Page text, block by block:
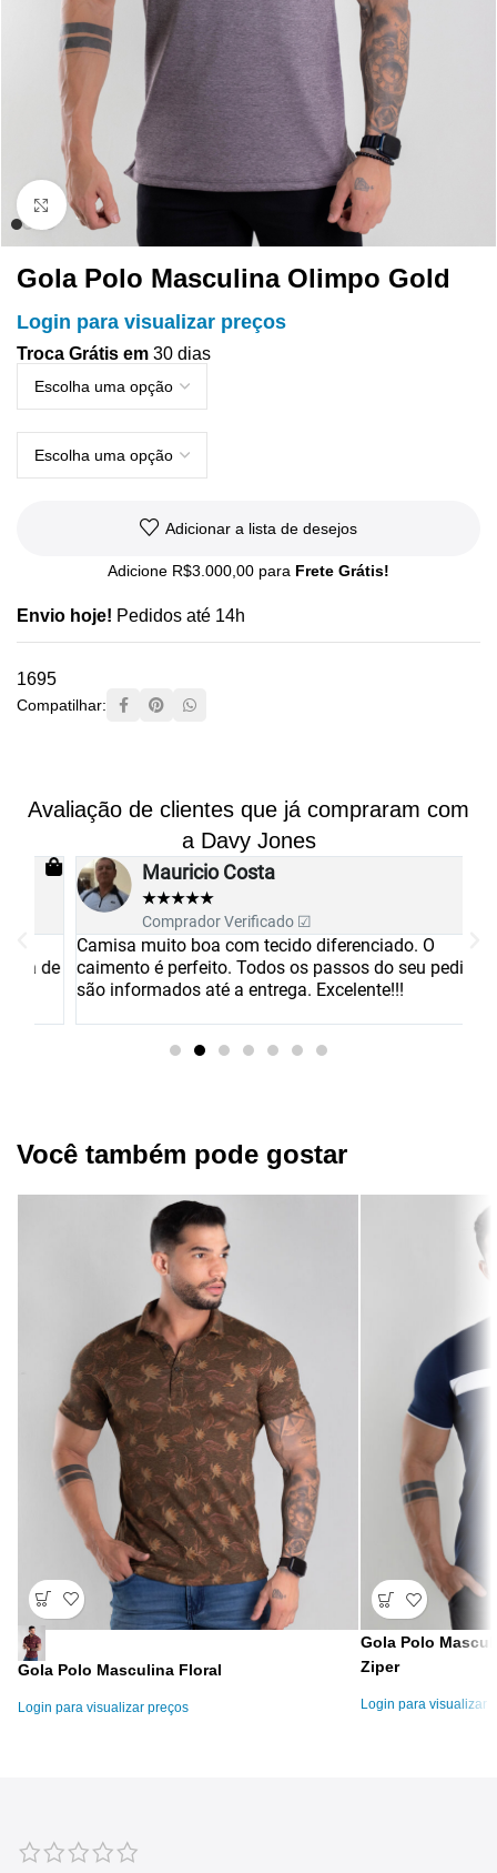
Clique para ampliar
Gola Polo Masculina Olimpo Gold
Login para visualizar preços
Troca Grátis em 30 dias
Adicionar a lista de desejos
Adicione R$3.000,00 para Frete Grátis!
Envio hoje! Pedidos até 14h
1695
Compatilhar:
Avaliação de clientes que já compraram com
a Davy Jones
Mauricio Costa
★★★★★
Comprador Verificado ☑
Camisa muito boa com tecido diferenciado. O
caimento é perfeito. Todos os passos do seu pedido
são informados até a entrega. Excelente!!!
Você também pode gostar​
Gola Polo Masculina Floral
Login para visualizar preços
Gola Polo
Ziper
Login para visualizar